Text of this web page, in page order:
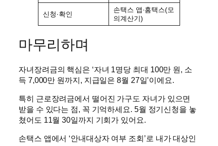
신청·확인
손택스 앱·홈택스(모
의계산기)
마무리하며
자녀장려금의 핵심은 ‘자녀 1명당 최대 100만 원, 소
득 7,000만 원까지, 지급일은 8월 27일’이에요.
특히 근로장려금에서 떨어진 가구도 자녀가 있으면
받을 수 있다는 점, 꼭 기억하세요. 5월 정기신청을 놓
쳤어도 11월 30일까지 기회가 있어요.
손택스 앱에서 ‘안내대상자 여부 조회’로 내가 대상인